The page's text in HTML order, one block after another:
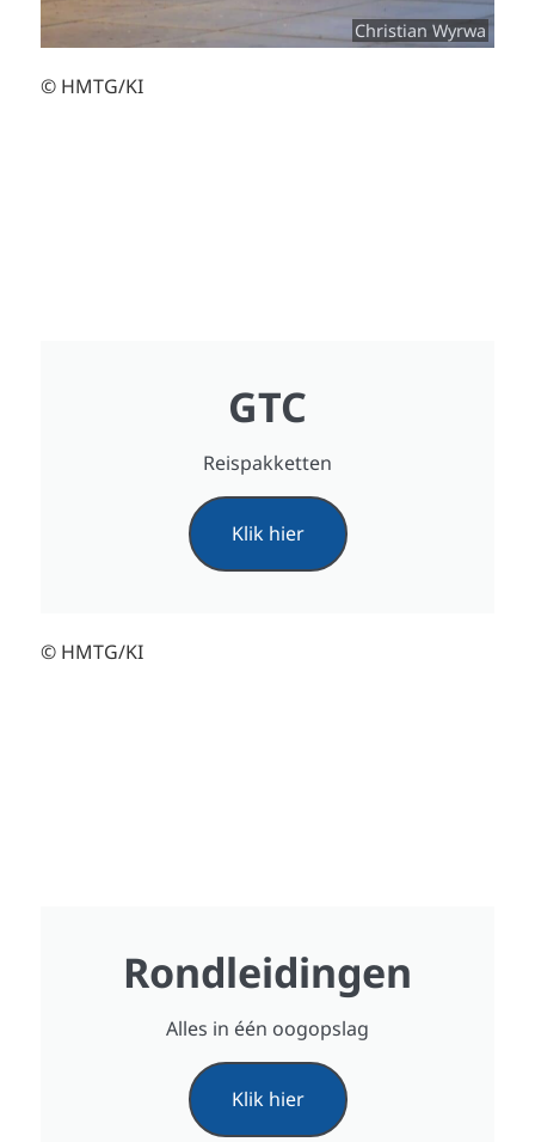
Christian Wyrwa
© HMTG/KI
GTC
Reispakketten
Klik hier
© HMTG/KI
Rondleidingen
Alles in één oogopslag
Klik hier